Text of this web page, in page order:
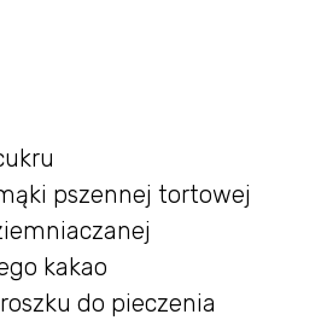
pszennej tortowej
kakao
do pieczenia